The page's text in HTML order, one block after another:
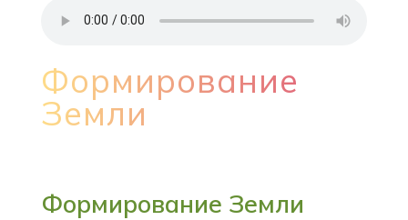
Формирование
Земли
Формирование Земли